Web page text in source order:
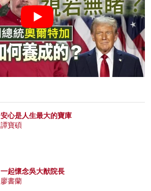
安心是人生最大的寶庫
譚寶碩
一起懷念吳大猷院長
廖書蘭